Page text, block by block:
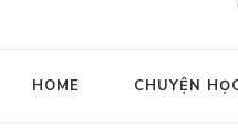
HOME CHUYỆN